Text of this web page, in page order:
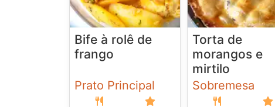
Bife à rolê de
frango
Prato Principal
Torta de
morangos e
mirtilo
Sobremesa